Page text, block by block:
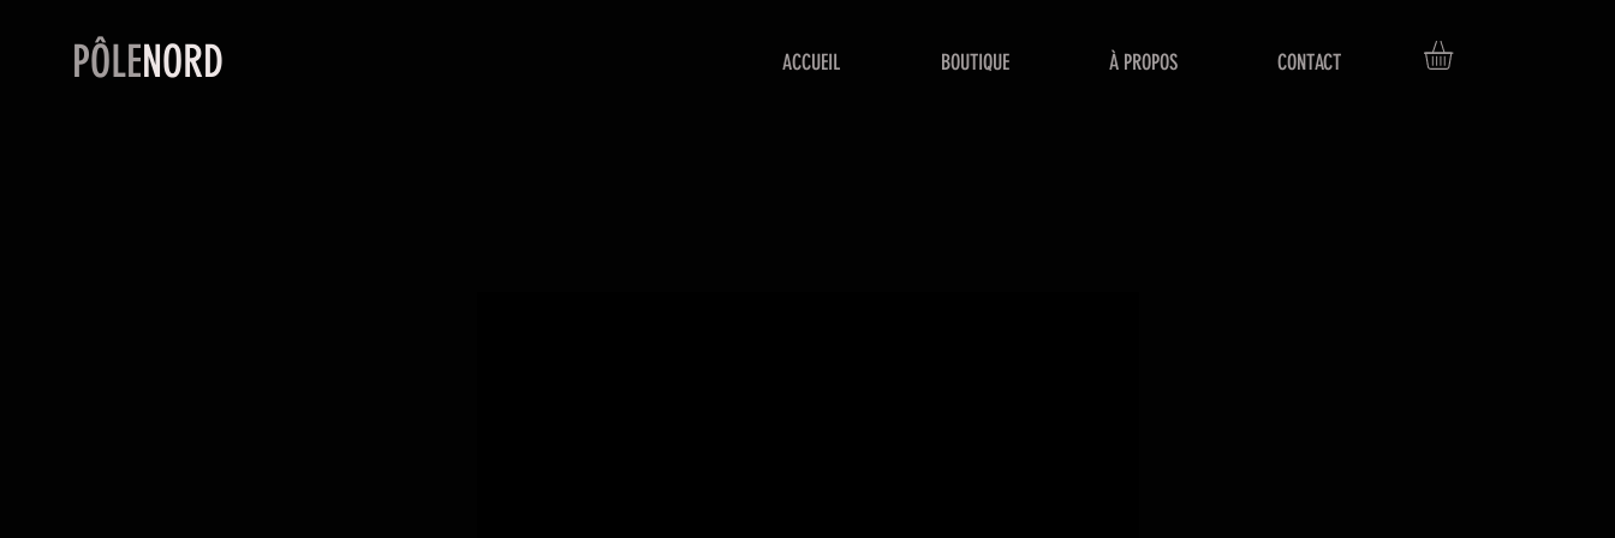
PÔLENORD ACCUEIL BOUTIQUE À PROPOS CONTACT